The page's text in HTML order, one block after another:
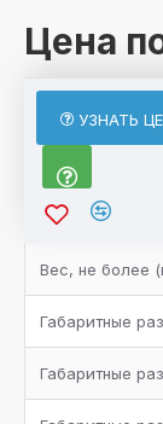
Цена
УЗНАТЬ
Bентилятор
Bес, не более
Габаритные
Габаритные